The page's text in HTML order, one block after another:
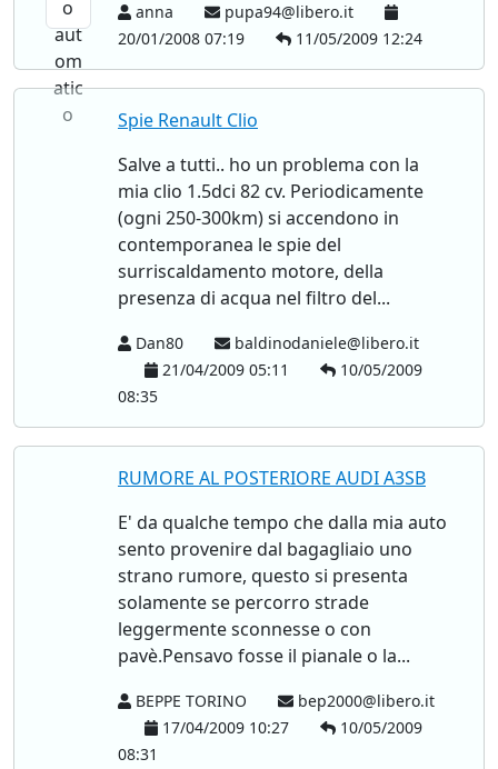
anna
pupa94@libero.it
20/01/2008 07:19
11/05/2009 12:24
Spie Renault Clio
Salve a tutti.. ho un problema con la
mia clio 1.5dci 82 cv. Periodicamente
(ogni 250-300km) si accendono in
contemporanea le spie del
surriscaldamento motore, della
presenza di acqua nel filtro del...
Dan80
baldinodaniele@libero.it
21/04/2009 05:11
10/05/2009
08:35
RUMORE AL POSTERIORE AUDI A3SB
E' da qualche tempo che dalla mia auto
sento provenire dal bagagliaio uno
strano rumore, questo si presenta
solamente se percorro strade
leggermente sconnesse o con
pavè.Pensavo fosse il pianale o la...
BEPPE TORINO
bep2000@libero.it
17/04/2009 10:27
10/05/2009
08:31